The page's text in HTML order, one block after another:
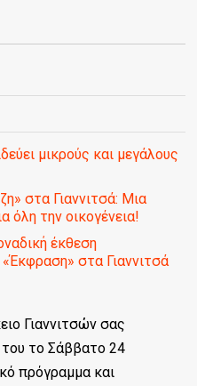
μικρούς και μεγάλους
στα Γιαννιτσά: Μια
όλη την οικογένεια!
έκθεση
στα Γιαννιτσά
Γιαννιτσών σας
το Σάββατο 24
πρόγραμμα και